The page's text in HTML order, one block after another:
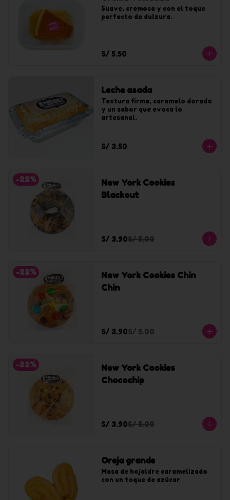
Suave, cremosa y con el toque
perfecto de dulzura.
S/ 5.50
Leche asada
Textura firme, caramelo dorado
y un sabor que evoca lo
artesanal.
S/ 3.50
-22%
New York Cookies
Blackout
S/ 3.90S/ 5.00
-22%
New York Cookies Chin
Chin
S/ 3.90S/ 5.00
-22%
New York Cookies
Chocochip
S/ 3.90S/ 5.00
Oreja grande
Masa de hojaldre caramelizado
con un toque de azúcar